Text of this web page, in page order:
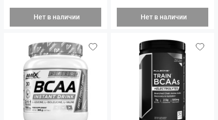
Нет в наличии Нет в наличии